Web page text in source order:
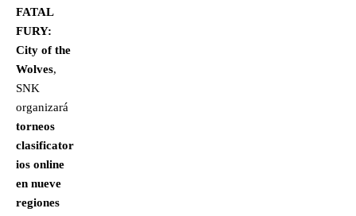
FATAL
FURY:
City of the
Wolves,
SNK
organizará
torneos
clasificator
ios online
en nueve
regiones